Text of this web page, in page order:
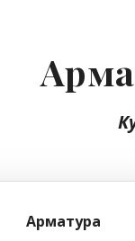
Арматура